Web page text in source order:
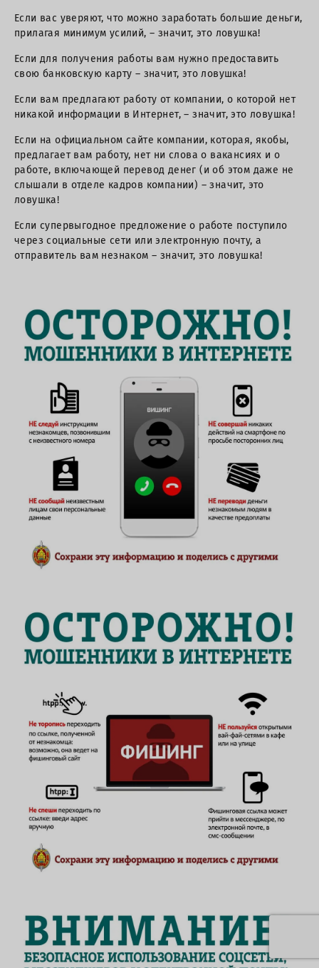
Если вас уверяют, что можно заработать большие деньги,
прилагая минимум усилий, – значит, это ловушка!
Если для получения работы вам нужно предоставить
свою банковскую карту – значит, это ловушка!
Если вам предлагают работу от компании, о которой нет
никакой информации в Интернет, – значит, это ловушка!
Если на официальном сайте компании, которая, якобы,
предлагает вам работу, нет ни слова о вакансиях и о
работе, включающей перевод денег (и об этом даже не
слышали в отделе кадров компании) – значит, это
ловушка!
Если супервыгодное предложение о работе поступило
через социальные сети или электронную почту, а
отправитель вам незнаком – значит, это ловушка!